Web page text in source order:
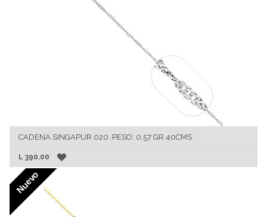
CADENA SINGAPUR 020 .PESO: 0.57 GR 40CMS
L 390.00
Nuevo